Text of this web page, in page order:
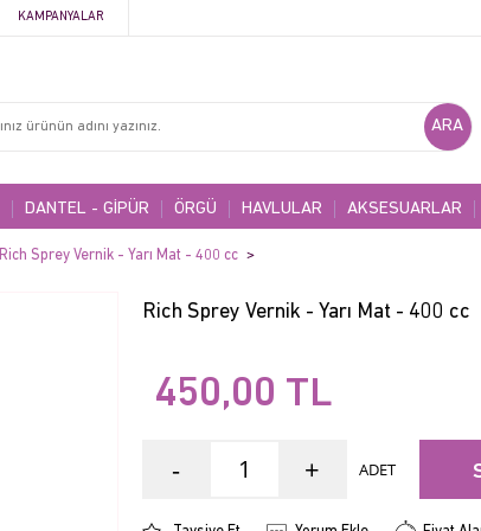
KAMPANYALAR
DANTEL - GİPÜR ÖRGÜ HAVLULAR AKSESUARLAR
Rich Sprey Vernik - Yarı Mat - 400 cc
Rich Sprey Vernik - Yarı Mat - 400 cc
450,00 TL
- + ADET